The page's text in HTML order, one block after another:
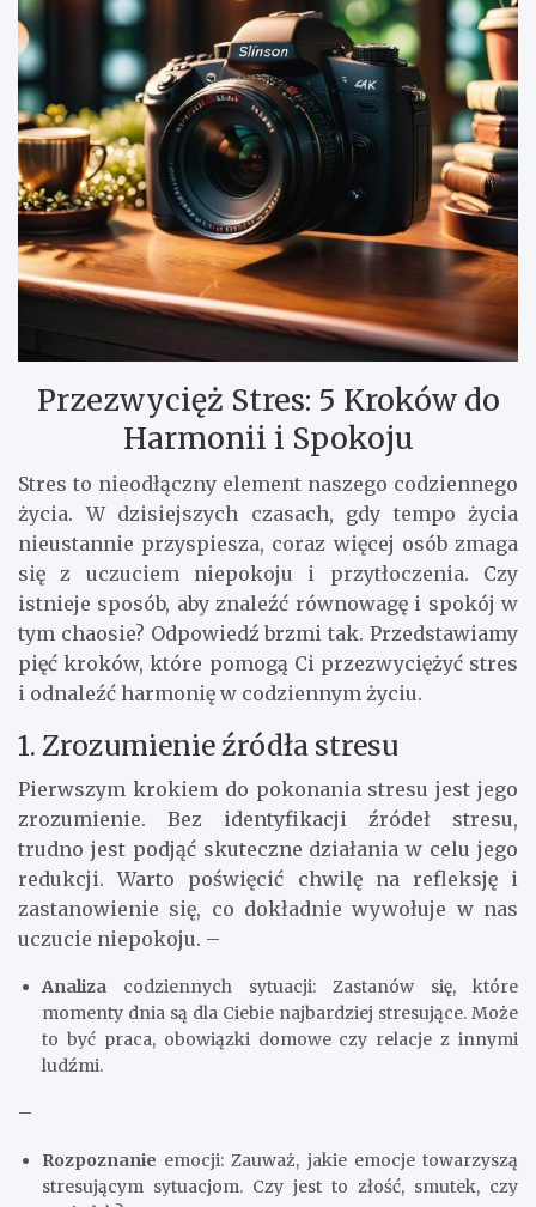
Przezwycięż Stres: 5 Kroków do
Harmonii i Spokoju
Stres to nieodłączny element naszego codziennego
życia. W dzisiejszych czasach, gdy tempo życia
nieustannie przyspiesza, coraz więcej osób zmaga
się z uczuciem niepokoju i przytłoczenia. Czy
istnieje sposób, aby znaleźć równowagę i spokój w
tym chaosie? Odpowiedź brzmi tak. Przedstawiamy
pięć kroków, które pomogą Ci przezwyciężyć stres
i odnaleźć harmonię w codziennym życiu.
1. Zrozumienie źródła stresu
Pierwszym krokiem do pokonania stresu jest jego
zrozumienie. Bez identyfikacji źródeł stresu,
trudno jest podjąć skuteczne działania w celu jego
redukcji. Warto poświęcić chwilę na refleksję i
zastanowienie się, co dokładnie wywołuje w nas
uczucie niepokoju. –
Analiza codziennych sytuacji: Zastanów się, które
momenty dnia są dla Ciebie najbardziej stresujące. Może
to być praca, obowiązki domowe czy relacje z innymi
ludźmi.
–
Rozpoznanie emocji: Zauważ, jakie emocje towarzyszą
stresującym sytuacjom. Czy jest to złość, smutek, czy